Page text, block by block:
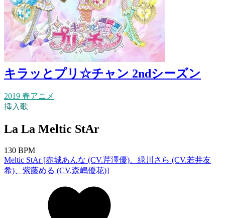
キラッとプリ☆チャン 2ndシーズン
2019 春アニメ
挿入歌
La La Meltic StAr
130 BPM
Meltic StAr [赤城あんな (CV.芹澤優)、緑川さら (CV.若井友
希)、紫藤める (CV.森嶋優花)]